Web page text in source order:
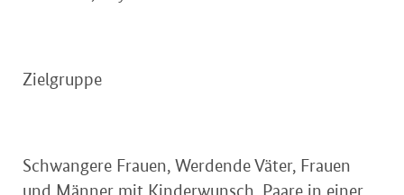
Zielgruppe
Schwangere Frauen, Werdende Väter, Frauen